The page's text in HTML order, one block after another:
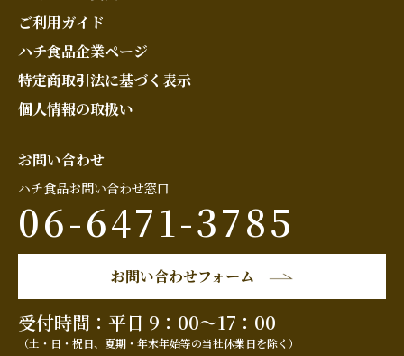
ご利用ガイド
ハチ食品企業ページ
特定商取引法に基づく表示
個人情報の取扱い
お問い合わせ
ハチ食品お問い合わせ窓口
06-6471-3785
お問い合わせフォーム
受付時間：平日 9：00～17：00
（土・日・祝日、夏期・年末年始等の当社休業日を除く）